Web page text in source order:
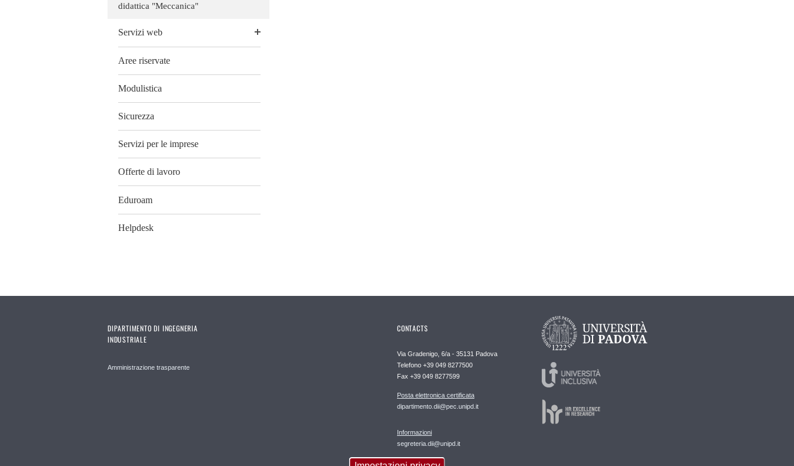
didattica "Meccanica"
Servizi web
Aree riservate
Modulistica
Sicurezza
Servizi per le imprese
Offerte di lavoro
Eduroam
Helpdesk
DIPARTIMENTO DI INGEGNERIA
INDUSTRIALE
Amministrazione trasparente
CONTACTS
Via Gradenigo, 6/a - 35131 Padova
Telefono +39 049 8277500
Fax +39 049 8277599
Posta elettronica certificata
dipartimento.dii@pec.unipd.it
Informazioni
segreteria.dii@unipd.it